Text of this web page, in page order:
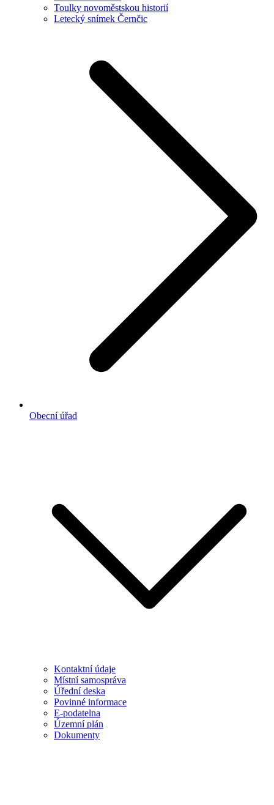
Toulky novoměstskou historií
Letecký snímek Černčic
Obecní úřad
Kontaktní údaje
Místní samospráva
Úřední deska
Povinné informace
E-podatelna
Územní plán
Dokumenty